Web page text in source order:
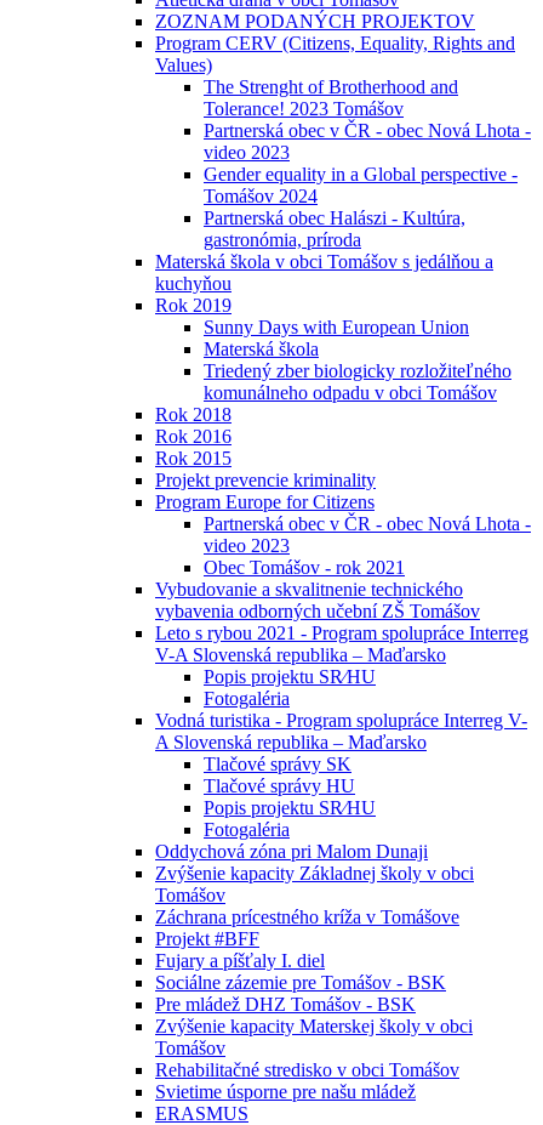
ZOZNAM PODANÝCH PROJEKTOV
Program CERV (Citizens, Equality, Rights and
Values)
The Strenght of Brotherhood and
Tolerance! 2023 Tomášov
Partnerská obec v ČR - obec Nová Lhota -
video 2023
Gender equality in a Global perspective -
Tomášov 2024
Partnerská obec Halászi - Kultúra,
gastronómia, príroda
Materská škola v obci Tomášov s jedálňou a
kuchyňou
Rok 2019
Sunny Days with European Union
Materská škola
Triedený zber biologicky rozložiteľného
komunálneho odpadu v obci Tomášov
Rok 2018
Rok 2016
Rok 2015
Projekt prevencie kriminality
Program Europe for Citizens
Partnerská obec v ČR - obec Nová Lhota -
video 2023
Obec Tomášov - rok 2021
Vybudovanie a skvalitnenie technického
vybavenia odborných učební ZŠ Tomášov
Leto s rybou 2021 - Program spolupráce Interreg
V-A Slovenská republika – Maďarsko
Popis projektu SR⁄HU
Fotogaléria
Vodná turistika - Program spolupráce Interreg V-
A Slovenská republika – Maďarsko
Tlačové správy SK
Tlačové správy HU
Popis projektu SR⁄HU
Fotogaléria
Oddychová zóna pri Malom Dunaji
Zvýšenie kapacity Základnej školy v obci
Tomášov
Záchrana prícestného kríža v Tomášove
Projekt #BFF
Fujary a píšťaly I. diel
Sociálne zázemie pre Tomášov - BSK
Pre mládež DHZ Tomášov - BSK
Zvýšenie kapacity Materskej školy v obci
Tomášov
Rehabilitačné stredisko v obci Tomášov
Svietime úsporne pre našu mládež
ERASMUS